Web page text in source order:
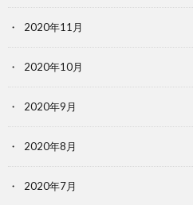
2020年11月
2020年10月
2020年9月
2020年8月
2020年7月